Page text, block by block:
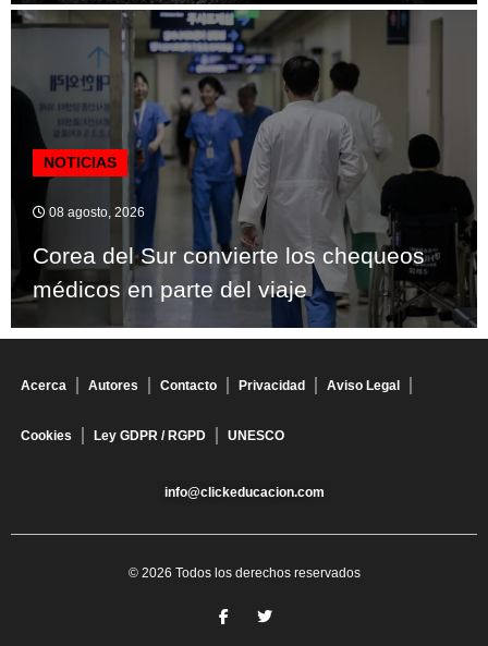
NOTICIAS
08 agosto, 2026
Corea del Sur convierte los chequeos
médicos en parte del viaje
Acerca Autores Contacto Privacidad Aviso Legal
Cookies Ley GDPR / RGPD UNESCO
info@clickeducacion.com
© 2026 Todos los derechos reservados